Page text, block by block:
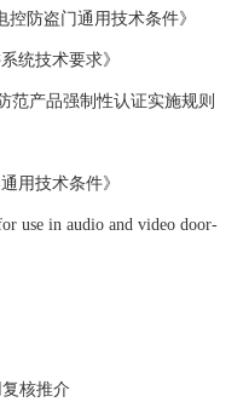
防盗门通用技术条件》
统技术要求》
范产品强制性认证实施规则
用技术条件》
use in audio and video door-
核推介